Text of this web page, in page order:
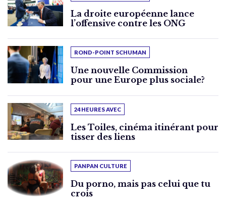
La droite européenne lance
l’offensive contre les ONG
ROND-POINT SCHUMAN
Une nouvelle Commission
pour une Europe plus sociale?
24 HEURES AVEC
Les Toiles, cinéma itinérant pour
tisser des liens
PANPAN CULTURE
Du porno, mais pas celui que tu
crois